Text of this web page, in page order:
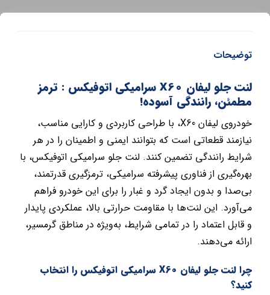
توضیحات
لنت جلو لیفان X60 سرامیکی اتوفیکس : ترمز
مطمئن، رانندگی آسوده!
خودروی لیفان X60، با طراحی کاربردی و کارایی مناسب،
نیازمند قطعاتی است که بتوانند ایمنی و اطمینان را در هر
شرایط رانندگی تضمین کنند. لنت جلو سرامیکی اتوفیکس، با
بهره‌گیری از فناوری پیشرفته سرامیکی، ترمزگیری قدرتمند،
بی‌صدا و بدون ایجاد گرد و غبار را برای این خودرو فراهم
می‌آورد. این لنت‌ها با مقاومت حرارتی بالا، عملکردی پایدار
و قابل اعتماد را در تمامی شرایط، به‌ویژه در مناطق گرمسیر،
ارائه می‌دهند.
چرا لنت جلو لیفان X60 سرامیکی اتوفیکس را انتخاب
کنید؟